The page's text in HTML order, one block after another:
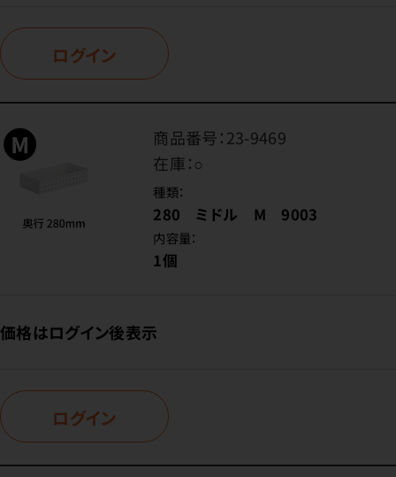
ログイン
商品番号：23-9469
在庫：○
種類：
280 ミドル M 9003
内容量：
1個
価格はログイン後表示
ログイン